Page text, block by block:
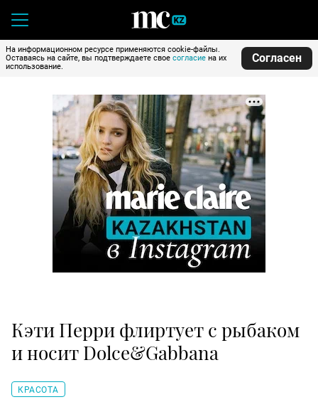
На информационном ресурсе применяются cookie-файлы.
Оставаясь на сайте, вы подтверждаете свое согласие на их
использование.
Согласен
Кэти Перри флиртует с рыбаком
и носит Dolce&Gabbana
КРАСОТА